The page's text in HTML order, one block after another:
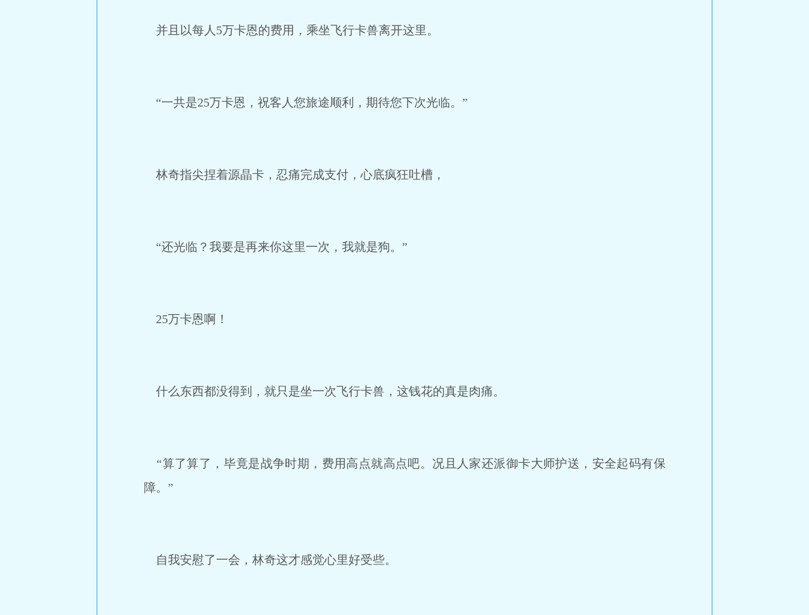
并且以每人5万卡恩的费用，乘坐飞行卡兽离开这里。
“一共是25万卡恩，祝客人您旅途顺利，期待您下次光临。”
林奇指尖捏着源晶卡，忍痛完成支付，心底疯狂吐槽，
“还光临？我要是再来你这里一次，我就是狗。”
25万卡恩啊！
什么东西都没得到，就只是坐一次飞行卡兽，这钱花的真是肉痛。
“算了算了，毕竟是战争时期，费用高点就高点吧。况且人家还派御卡大师护送，安全起码有保
障。”
自我安慰了一会，林奇这才感觉心里好受些。